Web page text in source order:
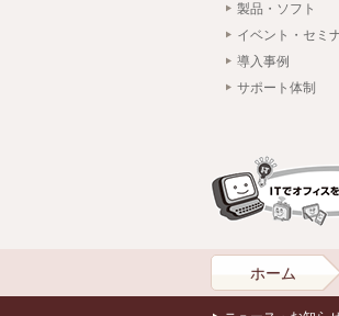
製品・ソフト
イベント・セミ
導入事例
サポート体制
ホーム